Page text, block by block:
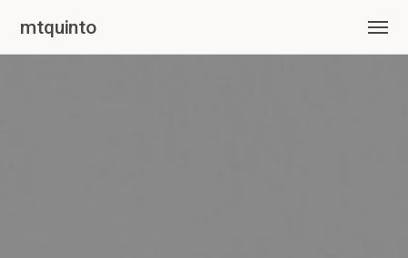
mtquinto